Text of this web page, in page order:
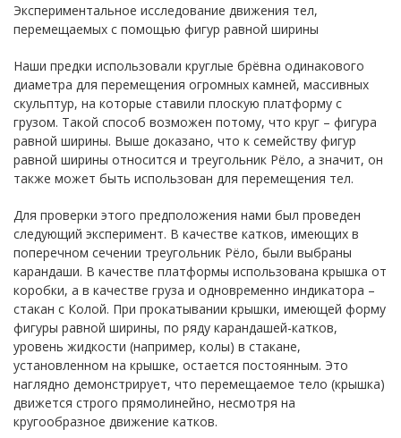
Экспериментальное исследование движения тел,
перемещаемых с помощью фигур равной ширины
Наши предки использовали круглые брёвна одинакового
диаметра для перемещения огромных камней, массивных
скульптур, на которые ставили плоскую платформу с
грузом. Такой способ возможен потому, что круг – фигура
равной ширины. Выше доказано, что к семейству фигур
равной ширины относится и треугольник Рёло, а значит, он
также может быть использован для перемещения тел.
Для проверки этого предположения нами был проведен
следующий эксперимент. В качестве катков, имеющих в
поперечном сечении треугольник Рёло, были выбраны
карандаши. В качестве платформы использована крышка от
коробки, а в качестве груза и одновременно индикатора –
стакан с Колой. При прокатывании крышки, имеющей форму
фигуры равной ширины, по ряду карандашей-катков,
уровень жидкости (например, колы) в стакане,
установленном на крышке, остается постоянным. Это
наглядно демонстрирует, что перемещаемое тело (крышка)
движется строго прямолинейно, несмотря на
кругообразное движение катков.